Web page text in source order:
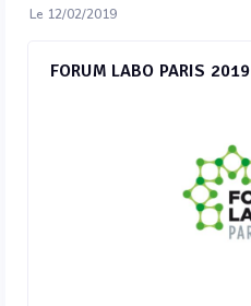
Le 12/02/2019
FORUM LABO PARIS 2019